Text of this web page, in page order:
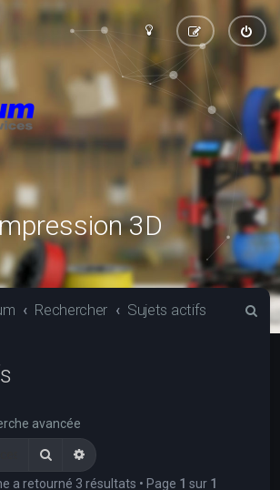
3D
Rechercher Sujets actifs
avancée
RechercherRecherche avancée
a retourné 3 résultats • Page 1 sur 1